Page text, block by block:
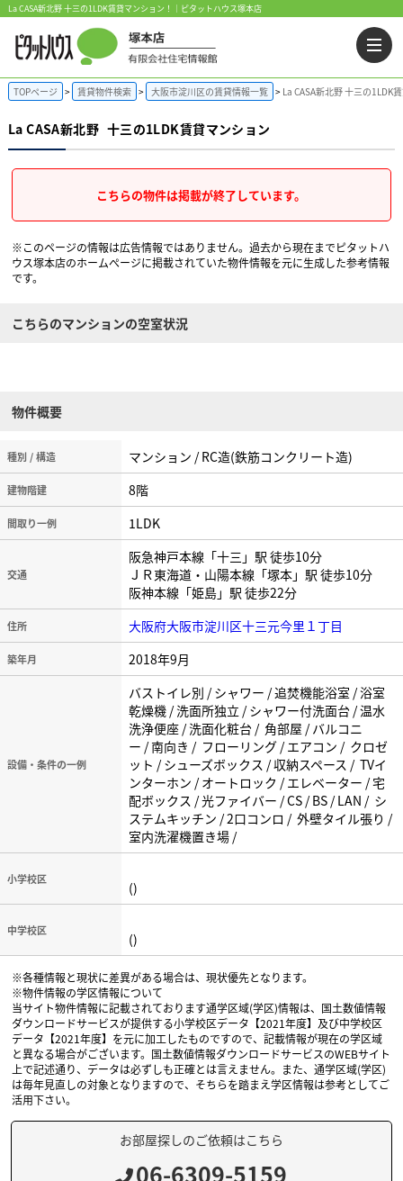
La CASA新北野 十三の1LDK賃貸マンション！｜ピタットハウス塚本店
TOPページ 賃貸物件検索 大阪市淀川区の賃貸情報一覧 La CASA新北野 十三の1LDK
La CASA新北野 十三の1LDK賃貸マンション
こちらの物件は掲載が終了しています。
※このページの情報は広告情報ではありません。過去から現在までピタットハ
ウス塚本店のホームぺージに掲載されていた物件情報を元に生成した参考情報
です。
こちらのマンションの空室状況
物件概要
種別 / 構造 マンション / RC造(鉄筋コンクリート造)
建物階建 8階
間取り一例 1LDK
交通
阪急神戸本線「十三」駅 徒歩10分
ＪＲ東海道・山陽本線「塚本」駅 徒歩10分
阪神本線「姫島」駅 徒歩22分
住所 大阪府大阪市淀川区十三元今里１丁目
築年月 2018年9月
設備・条件の一例
バストイレ別 / シャワー / 追焚機能浴室 / 浴室
乾燥機 / 洗面所独立 / シャワー付洗面台 / 温水
洗浄便座 / 洗面化粧台 / 角部屋 / バルコニ
ー / 南向き / フローリング / エアコン / クロゼ
ット / シューズボックス / 収納スペース / TVイ
ンターホン / オートロック / エレベーター / 宅
配ボックス / 光ファイバー / CS / BS / LAN / シ
ステムキッチン / 2口コンロ / 外壁タイル張り /
室内洗濯機置き場 /
小学校区 ()
中学校区 ()
※各種情報と現状に差異がある場合は、現状優先となります。
※物件情報の学区情報について
当サイト物件情報に記載されております通学区域(学区)情報は、国土数値情報
ダウンロードサービスが提供する小学校区データ【2021年度】及び中学校区
データ【2021年度】を元に加工したものですので、記載情報が現在の学区域
と異なる場合がございます。国土数値情報ダウンロードサービスのWEBサイト
上で記述通り、データは必ずしも正確とは言えません。また、通学区域(学区)
は毎年見直しの対象となりますので、そちらを踏まえ学区情報は参考としてご
活用下さい。
お部屋探しのご依頼はこちら
06-6309-5159